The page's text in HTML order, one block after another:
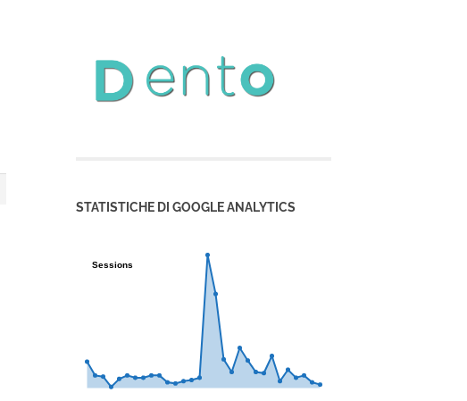
STATISTICHE DI GOOGLE ANALYTICS
Sessions
Sessions